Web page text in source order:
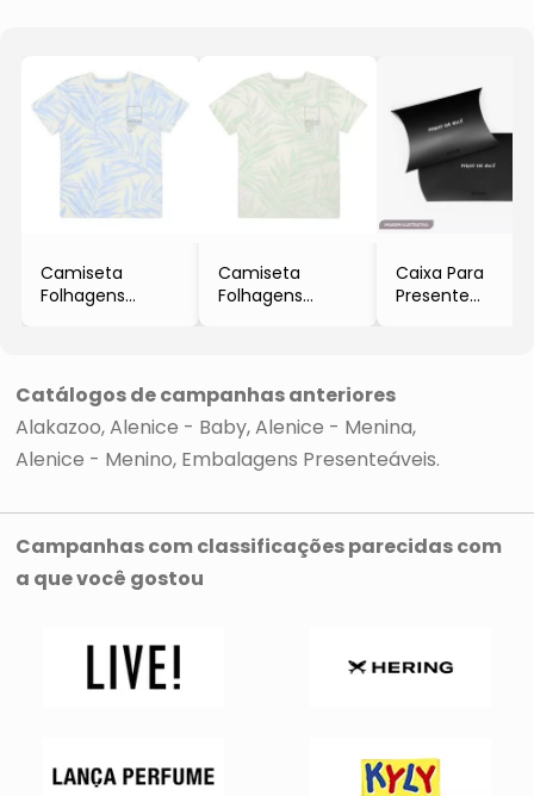
Camiseta
Folhagens
Camiseta
Folhagens
Caixa Para
Presente
Catálogos de campanhas anteriores
Alakazoo Alenice - Baby Alenice - Menina
Alenice - Menino Embalagens Presenteáveis
Campanhas com classificações parecidas com
a que você gostou